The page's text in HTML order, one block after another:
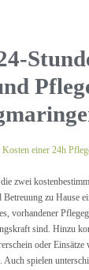
Kosten einer 24h
zwei
zu Hause
vorhandener
sind. Hinzu
oder Einsätze
Auch spielen